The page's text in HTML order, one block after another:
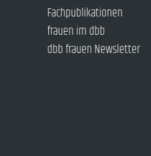
Fachpublikationen
frauen im dbb
dbb frauen Newsletter